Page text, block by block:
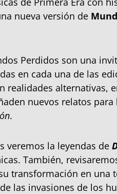
nueva versión de
Perdidos son una
en cada una de las
realidades alternativas,
nuevos relatos para
.
veremos la leyendas de
También,
transformación en una
las invasiones de los